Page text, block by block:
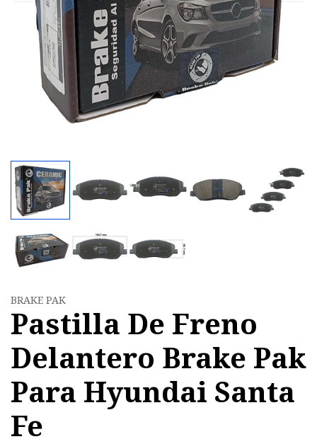
BRAKE PAK
Pastilla De Freno
Delantero Brake Pak
Para Hyundai Santa
Fe